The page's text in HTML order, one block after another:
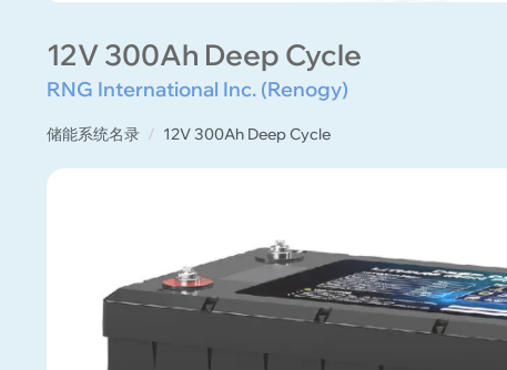
12V 300Ah Deep Cycle
RNG International Inc. (Renogy)
储能系统名录 12V 300Ah Deep Cycle